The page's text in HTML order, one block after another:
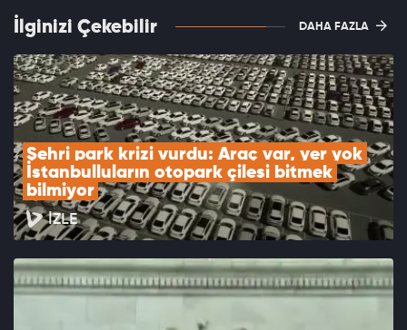
İlginizi Çekebilir DAHA FAZLA
Şehri park krizi vurdu: Araç var, yer yok
İstanbulluların otopark çilesi bitmek
bilmiyor
İZLE